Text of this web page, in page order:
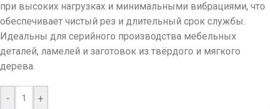
при высоких нагрузках и минимальными вибрациями, что
обеспечивает чистый рез и длительный срок службы.
Идеальны для серийного производства мебельных
деталей, ламелей и заготовок из твёрдого и мягкого
дерева.
- +